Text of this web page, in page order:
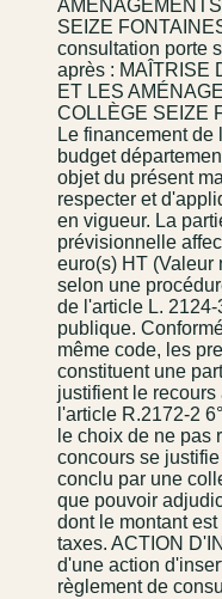
SEIZE
consultation porte
après : MAÎTRISE
ET LES
COLLÈGE SEIZE
Le financement
budget
objet du présent
respecter et
en vigueur. La
prévisionnelle
euro(s) HT (Valeur
selon une
de l'article L.
publique.
même code, les
constituent une
justifient le recours
l'article R.2172-2
le choix de ne pas
concours se
conclu par une
que pouvoir
dont le montant
taxes. ACTION
d'une action
règlement de